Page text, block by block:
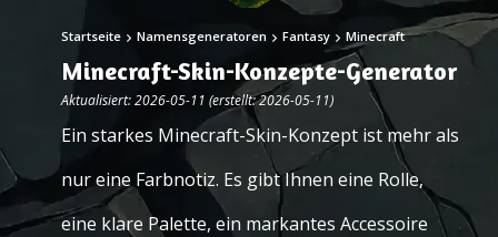
Startseite Namensgeneratoren Fantasy Minecraft
Minecraft-Skin-Konzepte-Generator
Aktualisiert: 2026-05-11 (erstellt: 2026-05-11)
Ein starkes Minecraft-Skin-Konzept ist mehr als
nur eine Farbnotiz. Es gibt Ihnen eine Rolle,
eine klare Palette, ein markantes Accessoire